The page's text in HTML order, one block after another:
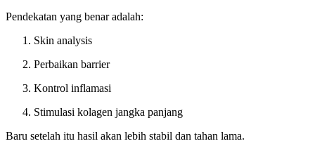
Pendekatan yang benar adalah:
Skin analysis
Perbaikan barrier
Kontrol inflamasi
Stimulasi kolagen jangka panjang
Baru setelah itu hasil akan lebih stabil dan tahan lama.